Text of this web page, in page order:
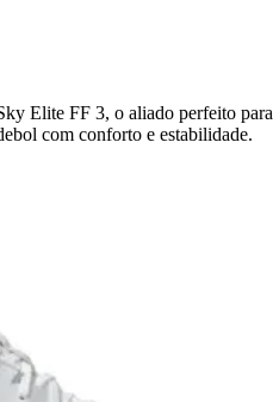
Elite FF 3, o aliado perfeito para
com conforto e estabilidade.